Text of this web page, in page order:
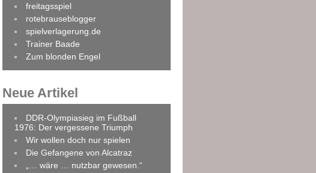
freitagsspiel
rotebrauseblogger
spielverlagerung.de
Trainer Baade
Zum blonden Engel
Neue Artikel
DDR-Olympiasieg im Fußball
1976: Der vergessene Triumph
Wir wollen doch nur spielen
Die Gefangene von Alcatraz
„… wäre … nutzbar gewesen.“